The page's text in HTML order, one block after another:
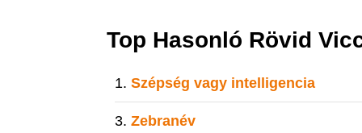
Top Hasonló Rövid
Szépség vagy intelligencia
Zebranév